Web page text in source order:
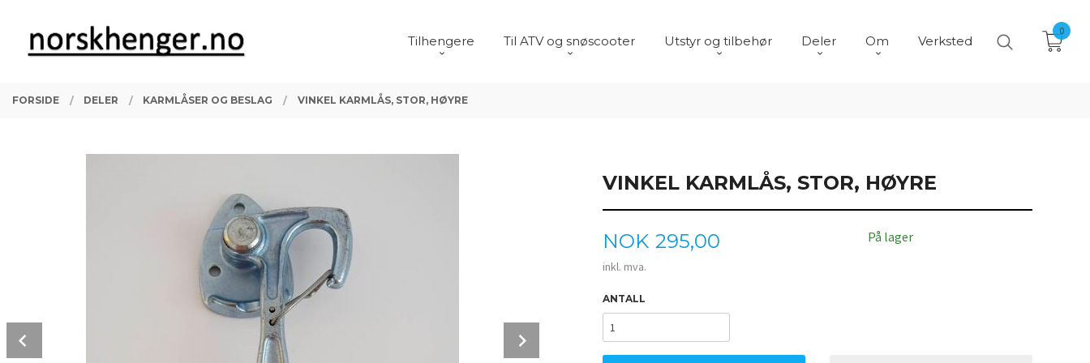
innholdet
PRODUKTER
Tilhengere Til ATV og snøscooter Utstyr og tilbehør Deler Om Verksted
0
FORSIDE DELER KARMLÅSER OG BESLAG VINKEL KARMLÅS, STOR, HØYRE
VINKEL KARMLÅS, STOR, HØYRE
Pris
NOK 295,00
inkl. mva.
På lager
ANTALL